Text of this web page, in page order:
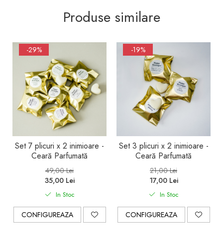
Produse similare
-29%
Set 7 plicuri x 2 inimioare -
Ceară Parfumată
49,00 Lei
35,00 Lei
In Stoc
CONFIGUREAZA
-19%
Set 3 plicuri x 2 inimioare -
Ceară Parfumată
21,00 Lei
17,00 Lei
In Stoc
CONFIGUREAZA